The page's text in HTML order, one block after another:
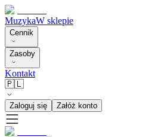
MuzykaW sklepie
Cennik
Zasoby
Kontakt
🇵🇱
Zaloguj się Załóż konto